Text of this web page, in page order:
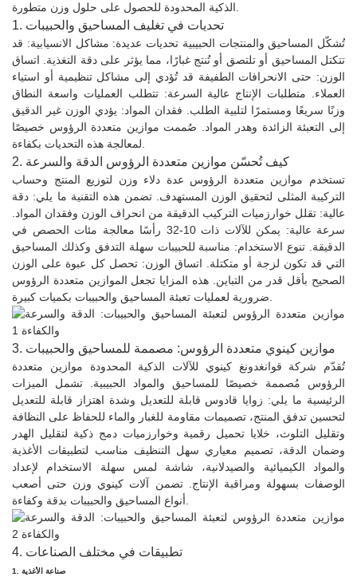
الذكية المحدودة للحصول على حلول وزن متطورة.
1. تحديات في تغليف المساحيق والحبيبات
تُشكّل المساحيق والمنتجات الحبيبية تحديات عديدة: مشاكل الانسيابية: قد
تتكتل المساحيق أو تلتصق أو تُنتج غبارًا، مما يؤثر على دقة التغذية. اتساق
الوزن: حتى الانحرافات الطفيفة قد تُؤدي إلى مشاكل تنظيمية أو استياء
العملاء. متطلبات الإنتاج عالية السرعة: تتطلب العمليات واسعة النطاق
وزنًا سريعًا ومستمرًا لتلبية الطلب. فقدان المواد: يؤدي الوزن غير الدقيق
إلى التعبئة الزائدة وهدر المواد. صُممت موازين متعددة الرؤوس خصيصًا
لمعالجة هذه التحديات بكفاءة.
2. كيف تُحسّن موازين متعددة الرؤوس الدقة والسرعة
تستخدم موازين متعددة الرؤوس عدة دلاء وزن لتوزيع المنتج وحساب
التركيبة المثلى لتحقيق الوزن المستهدف. تضمن هذه التقنية ما يلي: دقة
عالية: تقلل خوارزميات التركيب الدقيقة من انحراف الوزن وفقدان المواد.
سرعة عالية: يمكن للآلات ذات 10-32 رأسًا معالجة مئات الحصص في
الدقيقة. تنوع الاستخدام: مناسبة للحبيبات سهلة التدفق وكذلك المساحيق
التي قد تكون لزجة أو متكتلة. اتساق الوزن: تحصل كل عبوة على الوزن
الصحيح بأقل قدر من التباين. هذه المزايا تجعل الموازين متعددة الرؤوس
ضرورية لعمليات تعبئة المساحيق والحبيبات بكميات كبيرة.
3. موازين كينوي متعددة الرؤوس: مصممة للمساحيق والحبيبات
تُقدّم شركة قوانغدونغ كينوي للآلات الذكية المحدودة موازين متعددة
الرؤوس مُصممة خصيصًا للمساحيق والمواد الحبيبية. تشمل الميزات
الرئيسية ما يلي: زوايا قادوس قابلة للتعديل وشدة اهتزاز قابلة للتعديل
لتحسين تدفق المنتج، تصميمات مقاومة للغبار والماء للحفاظ على النظافة
وتقليل التلوث، خلايا تحميل رقمية وخوارزميات دمج ذكية لتقليل الهدر
وضمان الدقة، تصميم معياري سهل التنظيف مناسب لتطبيقات الأغذية
والمواد الكيميائية والصيدلانية، شاشة لمس سهلة الاستخدام لإعداد
الوصفات بسهولة ومراقبة الإنتاج. تضمن آلات كينوي وزن حتى أصعب
أنواع المساحيق والحبيبات بدقة وكفاءة.
4. تطبيقات في مختلف الصناعات
1. صناعة الأغذية